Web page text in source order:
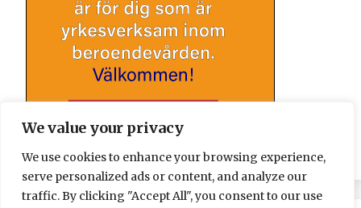
We value your privacy
We use cookies to enhance your browsing experience,
serve personalized ads or content, and analyze our
traffic. By clicking "Accept All", you consent to our use